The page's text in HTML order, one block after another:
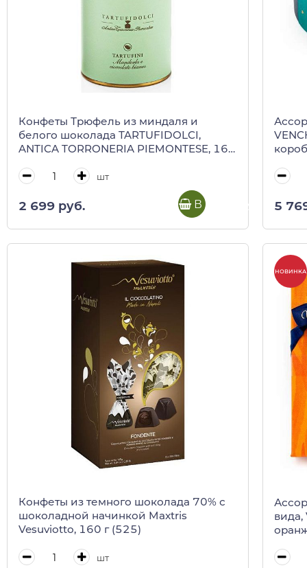
Конфеты Трюфель из миндаля и
белого шоколада TARTUFIDOLCI,
ANTICA TORRONERIA PIEMONTESE, 160
шт
2 699 руб. В корзину 5
Конфеты из темного шоколада 70% с
шоколадной начинкой Maxtris
Vesuviotto, 160 г (525)
шт
НОВИНКА
вида,